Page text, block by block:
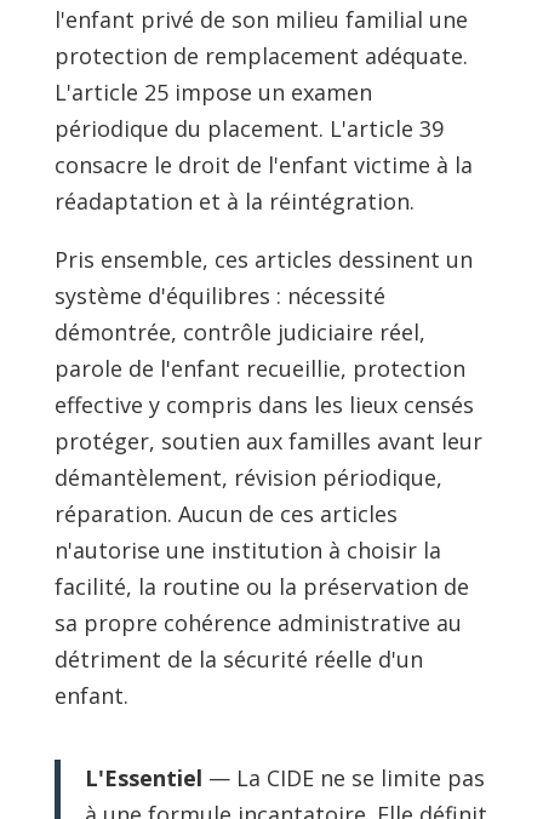
l'enfant privé de son milieu familial une
protection de remplacement adéquate.
L'article 25 impose un examen
périodique du placement. L'article 39
consacre le droit de l'enfant victime à la
réadaptation et à la réintégration.
Pris ensemble, ces articles dessinent un
système d'équilibres : nécessité
démontrée, contrôle judiciaire réel,
parole de l'enfant recueillie, protection
effective y compris dans les lieux censés
protéger, soutien aux familles avant leur
démantèlement, révision périodique,
réparation. Aucun de ces articles
n'autorise une institution à choisir la
facilité, la routine ou la préservation de
sa propre cohérence administrative au
détriment de la sécurité réelle d'un
enfant.
L'Essentiel — La CIDE ne se limite pas